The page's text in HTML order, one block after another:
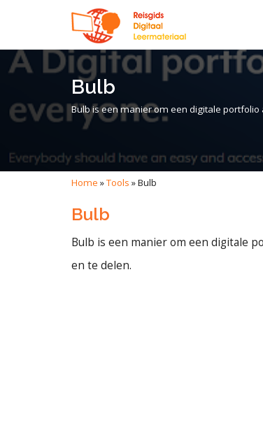
Bulb
Bulb is een manier om een digitale portfolio
Home »Tools »Bulb
Bulb
Bulb is een manier om een digitale
en te delen.